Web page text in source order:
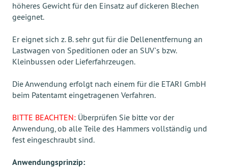
höheres Gewicht für den Einsatz auf dickeren Blechen
geeignet.
Er eignet sich z. B. sehr gut für die Dellenentfernung an
Lastwagen von Speditionen oder an SUV`s bzw.
Kleinbussen oder Lieferfahrzeugen.
Die Anwendung erfolgt nach einem für die ETARI GmbH
beim Patentamt eingetragenen Verfahren.
BITTE BEACHTEN: Überprüfen Sie bitte vor der
Anwendung, ob alle Teile des Hammers vollständig und
fest eingeschraubt sind.
Anwendungsprinzip: